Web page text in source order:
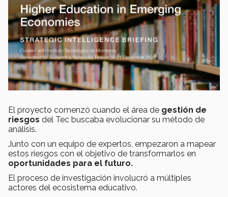
El proyecto comenzó cuando el área de gestión de
riesgos del Tec buscaba evolucionar su método de
análisis.
Junto con un equipo de expertos, empezaron a mapear
estos riesgos con el objetivo de transformarlos en
oportunidades para el futuro.
El proceso de investigación involucró a múltiples
actores del ecosistema educativo.